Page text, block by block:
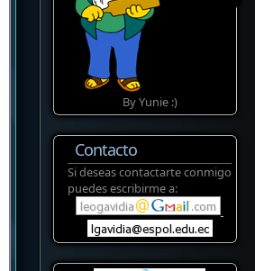
By Yunie :)
Contacto
Si deseas contactarte conmigo
puedes escribirme a: